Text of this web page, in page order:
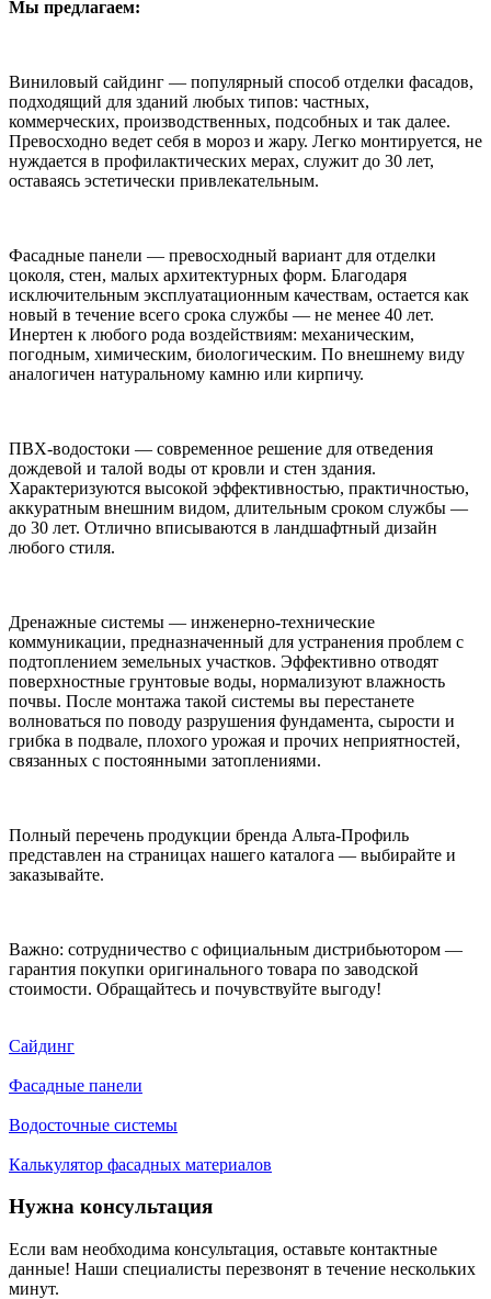
Мы предлагаем:
Виниловый сайдинг — популярный способ отделки фасадов,
подходящий для зданий любых типов: частных,
коммерческих, производственных, подсобных и так далее.
Превосходно ведет себя в мороз и жару. Легко монтируется, не
нуждается в профилактических мерах, служит до 30 лет,
оставаясь эстетически привлекательным.
Фасадные панели — превосходный вариант для отделки
цоколя, стен, малых архитектурных форм. Благодаря
исключительным эксплуатационным качествам, остается как
новый в течение всего срока службы — не менее 40 лет.
Инертен к любого рода воздействиям: механическим,
погодным, химическим, биологическим. По внешнему виду
аналогичен натуральному камню или кирпичу.
ПВХ-водостоки — современное решение для отведения
дождевой и талой воды от кровли и стен здания.
Характеризуются высокой эффективностью, практичностью,
аккуратным внешним видом, длительным сроком службы —
до 30 лет. Отлично вписываются в ландшафтный дизайн
любого стиля.
Дренажные системы — инженерно-технические
коммуникации, предназначенный для устранения проблем с
подтоплением земельных участков. Эффективно отводят
поверхностные грунтовые воды, нормализуют влажность
почвы. После монтажа такой системы вы перестанете
волноваться по поводу разрушения фундамента, сырости и
грибка в подвале, плохого урожая и прочих неприятностей,
связанных с постоянными затоплениями.
Полный перечень продукции бренда Альта-Профиль
представлен на страницах нашего каталога — выбирайте и
заказывайте.
Важно: сотрудничество с официальным дистрибьютором —
гарантия покупки оригинального товара по заводской
стоимости. Обращайтесь и почувствуйте выгоду!
Сайдинг
Фасадные панели
Водосточные системы
Калькулятор фасадных материалов
Нужна консультация
Если вам необходима консультация, оставьте контактные
данные! Наши специалисты перезвонят в течение нескольких
минут.